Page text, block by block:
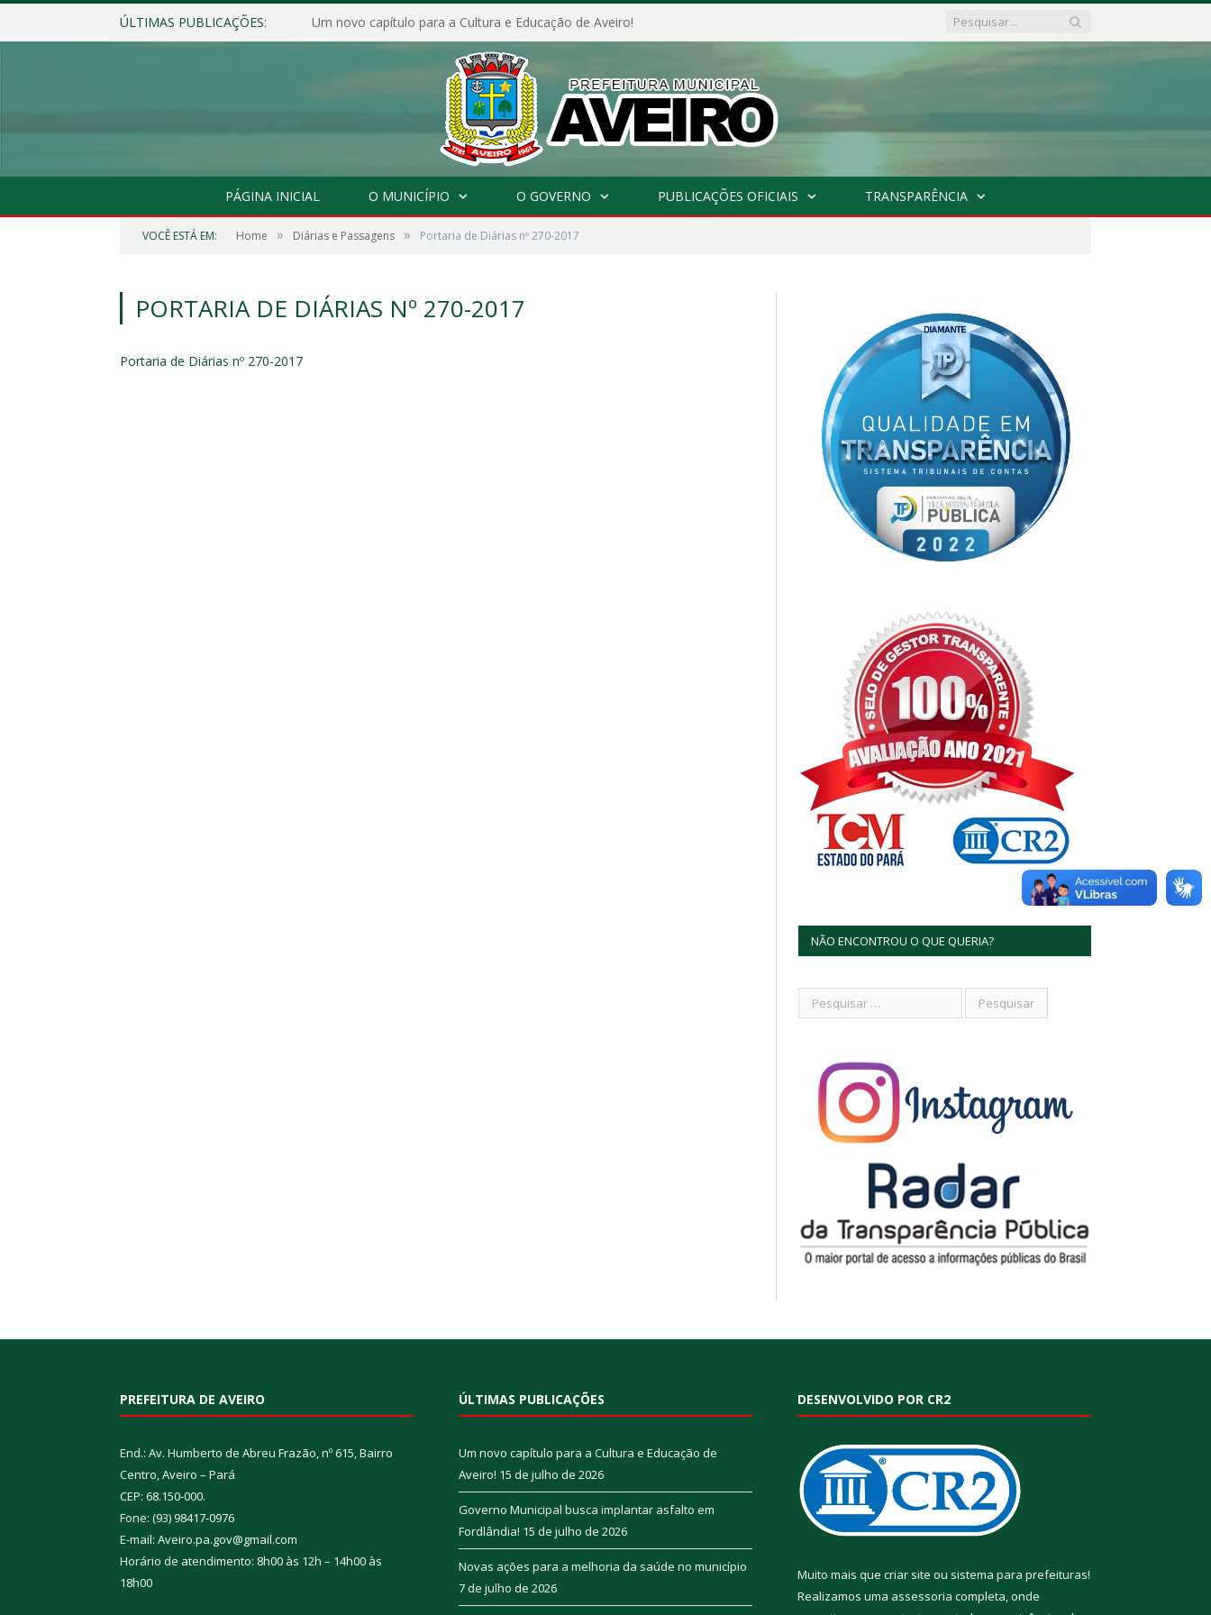
ÚLTIMAS PUBLICAÇÕES: Um novo capítulo para a Cultura e Educação de Aveiro!
PÁGINA INICIAL O MUNICÍPIO O GOVERNO PUBLICAÇÕES OFICIAIS TRANSPARÊNCIA
VOCÊ ESTÁ EM: Home » Diárias e Passagens » Portaria de Diárias nº 270-2017
PORTARIA DE DIÁRIAS Nº 270-2017
Portaria de Diárias nº 270-2017
NÃO ENCONTROU O QUE QUERIA?
PREFEITURA DE AVEIRO
End.: Av. Humberto de Abreu Frazão, nº 615, Bairro
Centro, Aveiro – Pará
CEP: 68.150-000.
Fone: (93) 98417-0976
E-mail: Aveiro.pa.gov@gmail.com
Horário de atendimento: 8h00 às 12h – 14h00 às
18h00
ÚLTIMAS PUBLICAÇÕES
Um novo capítulo para a Cultura e Educação de
Aveiro! 15 de julho de 2026
Governo Municipal busca implantar asfalto em
Fordlândia! 15 de julho de 2026
Novas ações para a melhoria da saúde no município
7 de julho de 2026
DESENVOLVIDO POR CR2
Muito mais que criar site ou sistema para prefeituras!
Realizamos uma assessoria completa, onde